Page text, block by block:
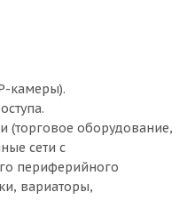
камеры).
(торговое оборудование,
сети с
периферийного
вариаторы,